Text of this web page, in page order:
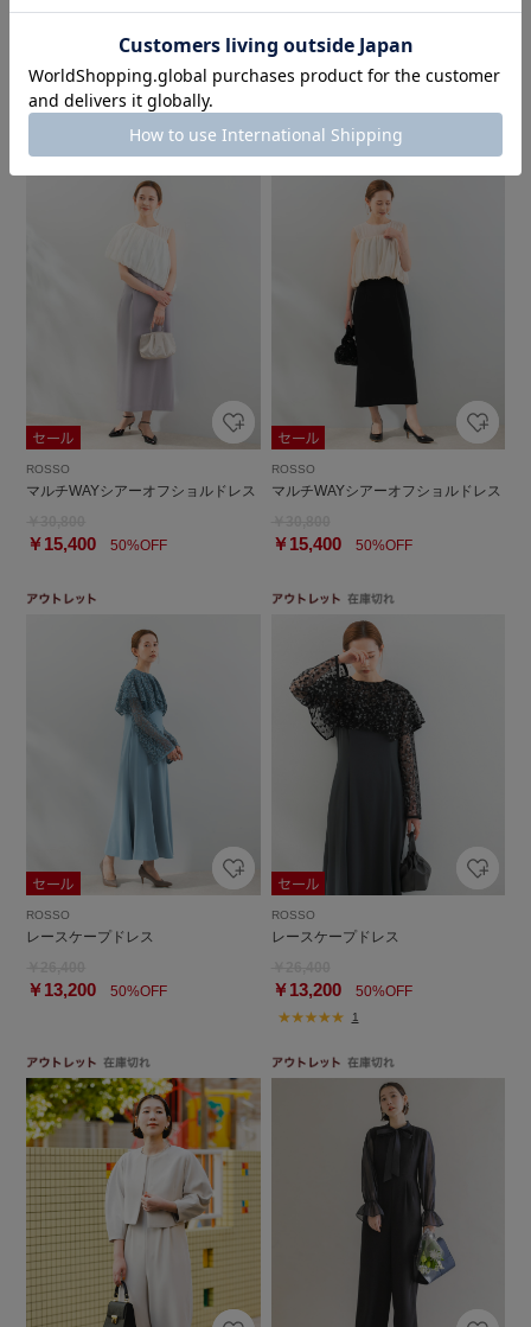
トーンチュールセットドレス
￥29,700
￥14,85050%OFF
トーンチュールセットドレス
￥29,700
ROSSO
マルチWAYシアーオフショルドレス
￥15,400 50%OFF
ROSSO
マルチWAYシアーオフショルドレス
￥15,40050%OFF
ROSSO
レースケープドレス
￥13,200 50%OFF
ROSSO
レースケープドレス
￥13,20050%OFF
1